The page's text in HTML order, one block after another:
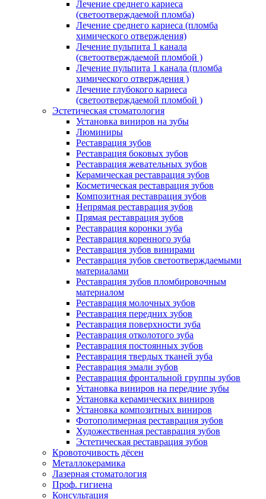
Лечение среднего кариеса
(светоотверждаемой пломба)
Лечение среднего кариеса (пломба
химического отверждения)
Лечение пульпита 1 канала
(светоотверждаемой пломбой )
Лечение пульпита 1 канала (пломба
химического отверждения )
Лечение глубокого кариеса
(светоотверждаемой пломбой )
Эстетическая стоматология
Установка виниров на зубы
Люминиры
Реставрация зубов
Реставрация боковых зубов
Реставрация жевательных зубов
Керамическая реставрация зубов
Косметическая реставрация зубов
Композитная реставрация зубов
Непрямая реставрация зубов
Прямая реставрация зубов
Реставрация коронки зуба
Реставрация коренного зуба
Реставрация зубов винирами
Реставрация зубов светоотверждаемыми
материалами
Реставрация зубов пломбировочным
материалом
Реставрация молочных зубов
Реставрация передних зубов
Реставрация поверхности зуба
Реставрация отколотого зуба
Реставрация постоянных зубов
Реставрация твердых тканей зуба
Реставрация эмали зубов
Реставрация фронтальной группы зубов
Установка виниров на передние зубы
Установка керамических виниров
Установка композитных виниров
Фотополимерная реставрация зубов
Художественная реставрация зубов
Эстетическая реставрация зубов
Кровоточивость дёсен
Металлокерамика
Лазерная стоматология
Проф. гигиена
Консультация